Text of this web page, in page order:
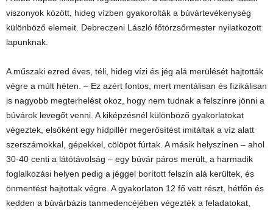
viszonyok között, hideg vízben gyakorolták a búvártevékenység
különböző elemeit. Debreczeni László főtörzsőrmester nyilatkozott
lapunknak.
A műszaki ezred éves, téli, hideg vízi és jég alá merülését hajtották
végre a múlt héten. – Ez azért fontos, mert mentálisan és fizikálisan
is nagyobb megterhelést okoz, hogy nem tudnak a felszínre jönni a
búvárok levegőt venni. A kiképzésnél különböző gyakorlatokat
végeztek, elsőként egy hídpillér megerősítést imitáltak a víz alatt
szerszámokkal, gépekkel, cölöpöt fúrtak. A másik helyszínen – ahol
30-40 centi a látótávolság – egy búvár páros merült, a harmadik
foglalkozási helyen pedig a jéggel borított felszín alá kerültek, és
önmentést hajtottak végre. A gyakorlaton 12 fő vett részt, hétfőn és
kedden a búvárbázis tanmedencéjében végezték a feladatokat,